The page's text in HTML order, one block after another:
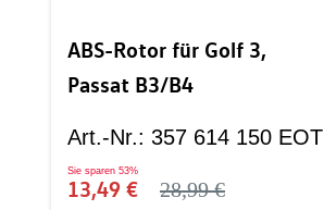
ABS-Rotor für Golf 3,
Passat B3/B4
Art.-Nr.: 357 614 150 EOT
Sie sparen 53%
13,49 € 28,99 €